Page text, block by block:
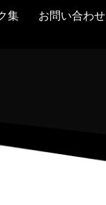
集 お問い合わせ